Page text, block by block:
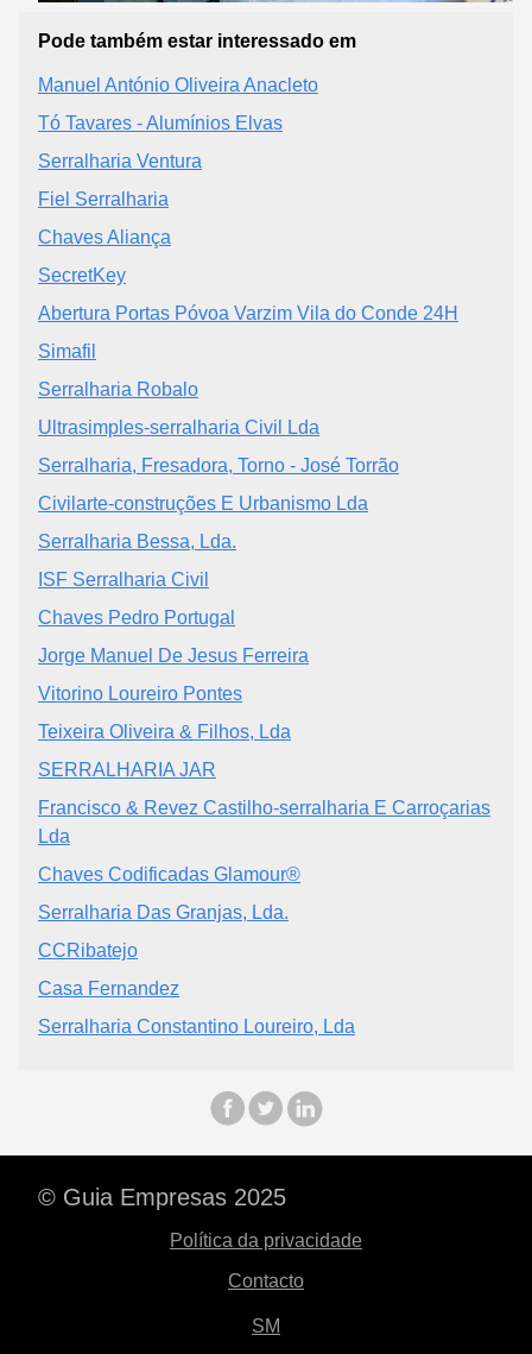
Pode também estar interessado em
Manuel António Oliveira Anacleto
Tó Tavares - Alumínios Elvas
Serralharia Ventura
Fiel Serralharia
Chaves Aliança
SecretKey
Abertura Portas Póvoa Varzim Vila do Conde 24H
Simafil
Serralharia Robalo
Ultrasimples-serralharia Civil Lda
Serralharia, Fresadora, Torno - José Torrão
Civilarte-construções E Urbanismo Lda
Serralharia Bessa, Lda.
ISF Serralharia Civil
Chaves Pedro Portugal
Jorge Manuel De Jesus Ferreira
Vitorino Loureiro Pontes
Teixeira Oliveira & Filhos, Lda
SERRALHARIA JAR
Francisco & Revez Castilho-serralharia E Carroçarias
Lda
Chaves Codificadas Glamour®
Serralharia Das Granjas, Lda.
CCRibatejo
Casa Fernandez
Serralharia Constantino Loureiro, Lda
© Guia Empresas 2025
Política da privacidade
Contacto
SM